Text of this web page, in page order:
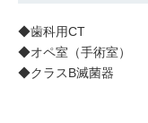
◆歯科用CT
◆オペ室（手術室）
◆クラスB滅菌器